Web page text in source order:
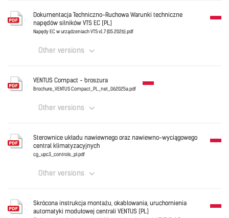
OIMM_VENTUS_Susp_PL_2026.06.pdf
Download
Dokumentacja Techniczno-Ruchowa Warunki techniczne
napędów silników VTS EC [PL]
Napędy EC w urządzeniach VTS v1.7 (05.2026).pdf
Other versions
Napędy EC w urządzeniach VTS v1.7 (05.2026).pdf
VENTUS Compact - broszura
Brochure_VENTUS Compact_PL_net_062025a.pdf
Other versions
Brochure_VENTUS Compact_PL_net_062025a.pdf
Download
Sterownice układu nawiewnego oraz nawiewno-wyciągowego
central klimatyzacyjnych
cg_upc3_controls_pl.pdf
Other versions
cg_upc3_controls_pl.pdf
Skrócona instrukcja montażu, okablowania, uruchomienia
automatyki modułowej centrali VENTUS [PL]